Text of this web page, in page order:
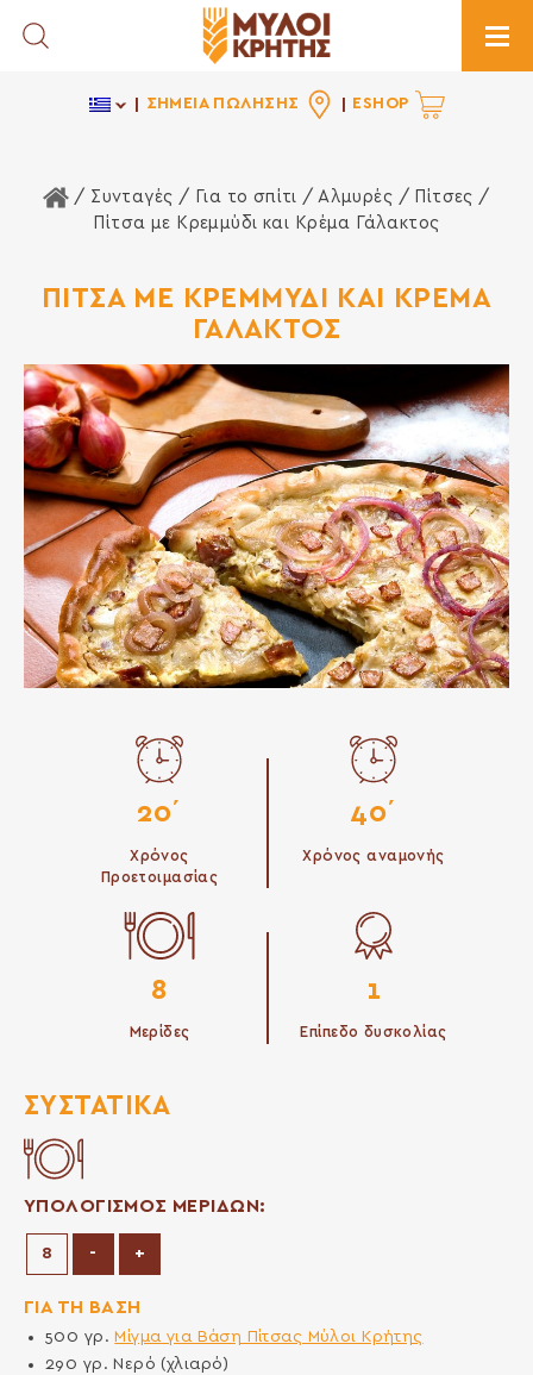
Toggle Search
ΣΗΜΕΙΑ ΠΩΛΗΣΗΣ ESHOP
Αρχική Σελίδα
/ Συνταγές / Για το σπίτι /Αλμυρές / Πίτσες /
Πίτσα με Κρεμμύδι και Κρέμα Γάλακτος
ΠΙΤΣΑ ΜΕ ΚΡΕΜΜΥΔΙ ΚΑΙ ΚΡΕΜΑ
ΓΑΛΑΚΤΟΣ
20΄
Χρόνος
Προετοιμασίας
40΄
Χρόνος αναμονής
8
Μερίδες
1
Επίπεδο δυσκολίας
ΣΥΣΤΑΤΙΚΆ
ΥΠΟΛΟΓΙΣΜΟΣ ΜΕΡΙΔΩΝ:
- Μείωση μερίδων
+Αύξηση μερίδων
ΓΙΑ ΤΗ ΒΑΣΗ
500 γρ.Μίγμα για Βάση Πίτσας Μύλοι Κρήτης
290 γρ.Νερό (χλιαρό)